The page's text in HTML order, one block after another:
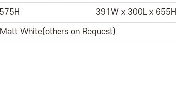
391W x 300L x 655H
Matt White(others on Request)